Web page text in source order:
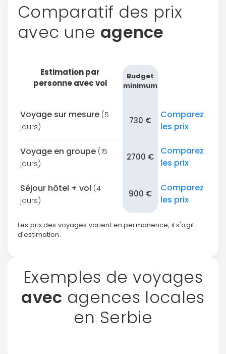
Comparatif des prix
avec une agence
Estimation par
personne avec vol
Budget
minimum
Voyage sur mesure (5
jours)
730 €
Comparez
les prix
Voyage en groupe (15
jours)
2700 €
Comparez
les prix
Séjour hôtel + vol (4
jours)
900 €
Comparez
les prix
Les prix des voyages varient en permanence, il s'agit
d'estimation.
Exemples de voyages
avec agences locales
en Serbie